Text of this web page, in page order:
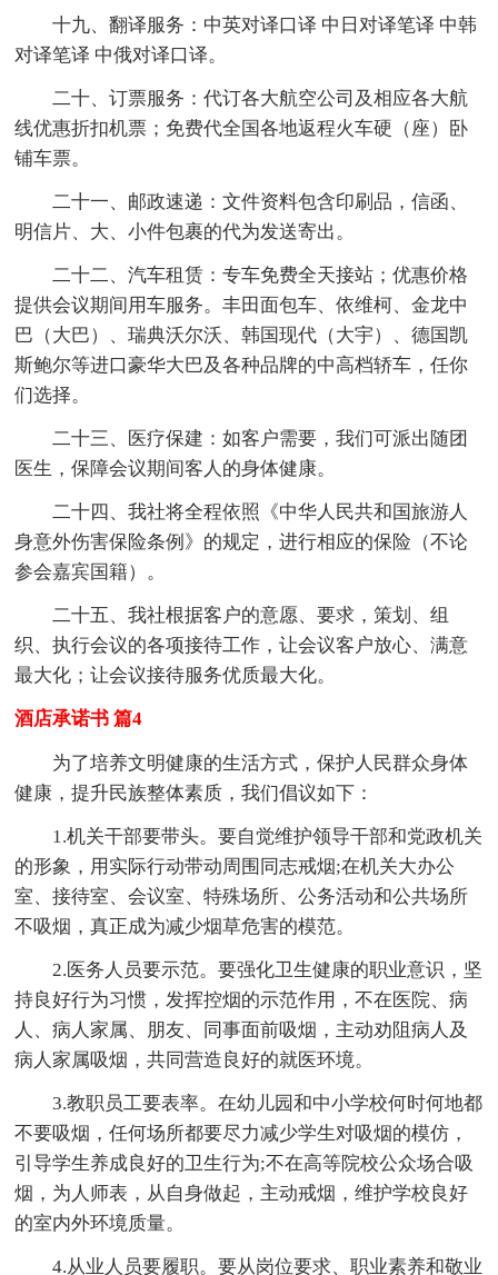
十九、翻译服务：中英对译口译 中日对译笔译 中韩
对译笔译 中俄对译口译。
二十、订票服务：代订各大航空公司及相应各大航
线优惠折扣机票；免费代全国各地返程火车硬（座）卧
铺车票。
二十一、邮政速递：文件资料包含印刷品，信函、
明信片、大、小件包裹的代为发送寄出。
二十二、汽车租赁：专车免费全天接站；优惠价格
提供会议期间用车服务。丰田面包车、依维柯、金龙中
巴（大巴）、瑞典沃尔沃、韩国现代（大宇）、德国凯
斯鲍尔等进口豪华大巴及各种品牌的中高档轿车，任你
们选择。
二十三、医疗保建：如客户需要，我们可派出随团
医生，保障会议期间客人的身体健康。
二十四、我社将全程依照《中华人民共和国旅游人
身意外伤害保险条例》的规定，进行相应的保险（不论
参会嘉宾国籍）。
二十五、我社根据客户的意愿、要求，策划、组
织、执行会议的各项接待工作，让会议客户放心、满意
最大化；让会议接待服务优质最大化。
酒店承诺书 篇4
为了培养文明健康的生活方式，保护人民群众身体
健康，提升民族整体素质，我们倡议如下：
1.机关干部要带头。要自觉维护领导干部和党政机关
的形象，用实际行动带动周围同志戒烟;在机关大办公
室、接待室、会议室、特殊场所、公务活动和公共场所
不吸烟，真正成为减少烟草危害的模范。
2.医务人员要示范。要强化卫生健康的职业意识，坚
持良好行为习惯，发挥控烟的示范作用，不在医院、病
人、病人家属、朋友、同事面前吸烟，主动劝阻病人及
病人家属吸烟，共同营造良好的就医环境。
3.教职员工要表率。在幼儿园和中小学校何时何地都
不要吸烟，任何场所都要尽力减少学生对吸烟的模仿，
引导学生养成良好的卫生行为;不在高等院校公众场合吸
烟，为人师表，从自身做起，主动戒烟，维护学校良好
的室内外环境质量。
4.从业人员要履职。要从岗位要求、职业素养和敬业